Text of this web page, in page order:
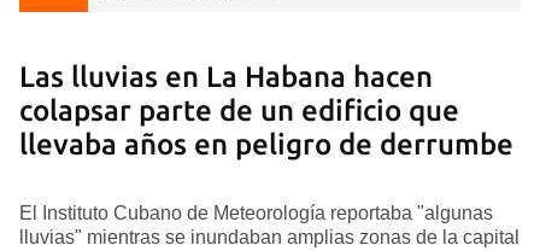
Las lluvias en La Habana hacen
colapsar parte de un edificio que
llevaba años en peligro de derrumbe
El Instituto Cubano de Meteorología reportaba "algunas
lluvias" mientras se inundaban amplias zonas de la capital